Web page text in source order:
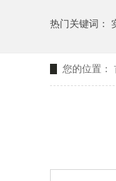
热门关键词：
您的位置：